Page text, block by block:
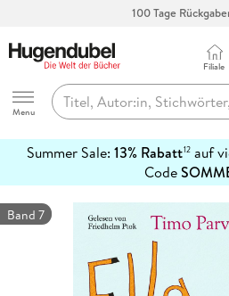
100 Tage
Hugendubel
Menu
Filiale
Summer Sale: 13% Rabatt12auf
Code
erfahren
Band 7